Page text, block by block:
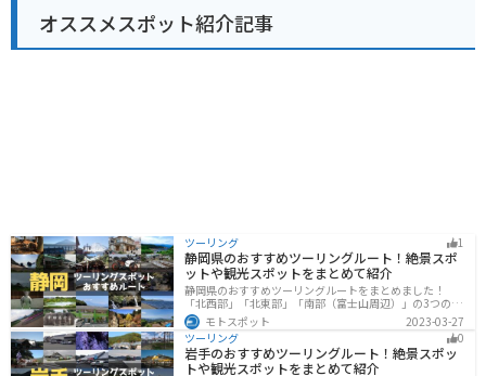
るグルテンを油で揚げたもので、宮城県北部ではおなじ
みの食材です。道の駅 津山内のレストランでも味わうこ
とができます。 見どころとしては、道の駅のすぐそばに
オススメスポット紹介記事
ツーリング 1
静岡県のおすすめツーリングルート！絶景スポ
ットや観光スポットをまとめて紹介
静岡県のおすすめツーリングルートをまとめました！
「北西部」「北東部」「南部（富士山周辺）」の3つのル
ート紹介します。富士山を中心に自然豊かな景色や食事
を楽しめるスポットが多数あります。バイクで静岡県に
ツーリングに行く際は参考にしてください。
モトスポット
2023-03-27
ツーリング
0
岩手のおすすめツーリングルート！絶景スポッ
トや観光スポットをまとめて紹介